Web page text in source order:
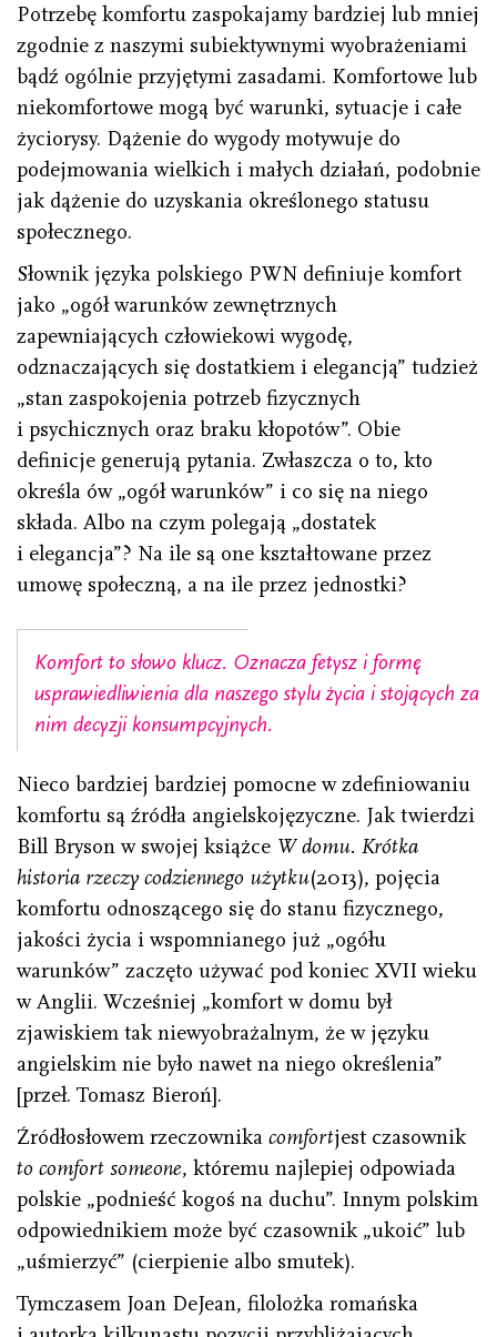
Potrzebę komfortu zaspokajamy bardziej lub mniej
zgodnie z naszymi subiektywnymi wyobrażeniami
bądź ogólnie przyjętymi zasadami. Komfortowe lub
niekomfortowe mogą być warunki, sytuacje i całe
życiorysy. Dążenie do wygody motywuje do
podejmowania wielkich i małych działań, podobnie
jak dążenie do uzyskania określonego statusu
społecznego.
Słownik języka polskiego PWN definiuje komfort
jako „ogół warunków zewnętrznych
zapewniających człowiekowi wygodę,
odznaczających się dostatkiem i elegancją” tudzież
„stan zaspokojenia potrzeb fizycznych
i psychicznych oraz braku kłopotów”. Obie
definicje generują pytania. Zwłaszcza o to, kto
określa ów „ogół warunków” i co się na niego
składa. Albo na czym polegają „dostatek
i elegancja”? Na ile są one kształtowane przez
umowę społeczną, a na ile przez jednostki?
Komfort to słowo klucz. Oznacza fetysz i formę
usprawiedliwienia dla naszego stylu życia i stojących za
nim decyzji konsumpcyjnych.
Nieco bardziej bardziej pomocne w zdefiniowaniu
komfortu są źródła angielskojęzyczne. Jak twierdzi
Bill Bryson w swojej książce W domu. Krótka
historia rzeczy codziennego użytku(2013), pojęcia
komfortu odnoszącego się do stanu fizycznego,
jakości życia i wspomnianego już „ogółu
warunków” zaczęto używać pod koniec XVII wieku
w Anglii. Wcześniej „komfort w domu był
zjawiskiem tak niewyobrażalnym, że w języku
angielskim nie było nawet na niego określenia”
[przeł. Tomasz Bieroń].
Źródłosłowem rzeczownika comfortjest czasownik
to comfort someone, któremu najlepiej odpowiada
polskie „podnieść kogoś na duchu”. Innym polskim
odpowiednikiem może być czasownik „ukoić” lub
„uśmierzyć” (cierpienie albo smutek).
Tymczasem Joan DeJean, filolożka romańska